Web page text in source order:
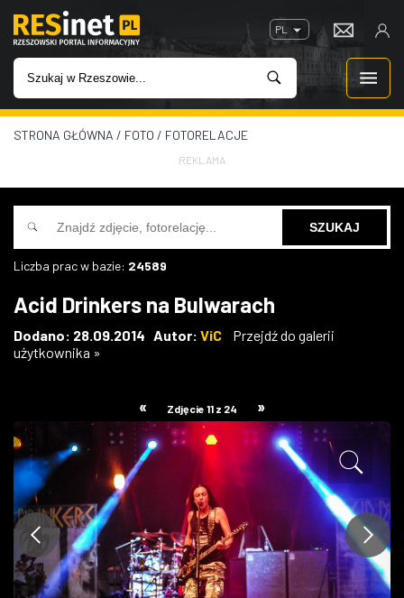
PL
WIADOMOŚCI
INWESTYCJE
IMPREZY
W KINACH
ZDJĘCIA
W RZESZOWIE
STRONA GŁÓWNA / FOTO / FOTORELACJE
REKLAMA
Liczba prac w bazie: 24589
Acid Drinkers na Bulwarach
Dodano: 28.09.2014 Autor: ViC
Przejdź do galerii
użytkownika »
« Zdjęcie 11 z 24 »